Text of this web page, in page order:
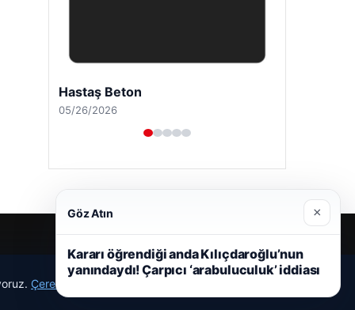
Hastaş Beton
05/26/2026
Çerez Politikamız
Göz Atın ×
Kararı öğrendiği anda Kılıçdaroğlu’nun
yanındaydı! Çarpıcı ‘arabuluculuk’ iddiası